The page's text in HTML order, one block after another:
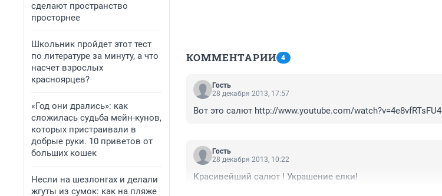
сделают пространство
просторнее
Школьник пройдет этот тест
по литературе за минуту, а что
насчет взрослых
красноярцев?
«Год они дрались»: как
сложилась судьба мейн-кунов,
которых пристраивали в
добрые руки. 10 приветов от
больших кошек
Несли на шезлонгах и делали
жгуты из сумок: как на пляже
КОММЕНТАРИИ 4
Гость
28 декабря 2013, 17:57
Вот это салют http://www.youtube.com/watch?v=4e8vfRTsFU4
Гость
28 декабря 2013, 10:22
Красивейший салют ! Украшение елки!